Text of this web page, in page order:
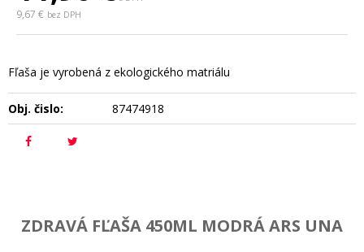
9,67 € bez DPH
Fľaša je vyrobená z ekologického matriálu
Obj. čislo: 87474918
ZDRAVÁ FĽAŠA 450ML MODRÁ ARS UNA